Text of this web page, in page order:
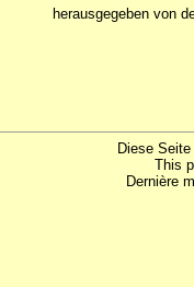
herausgegeben von
Diese
This
Dernière